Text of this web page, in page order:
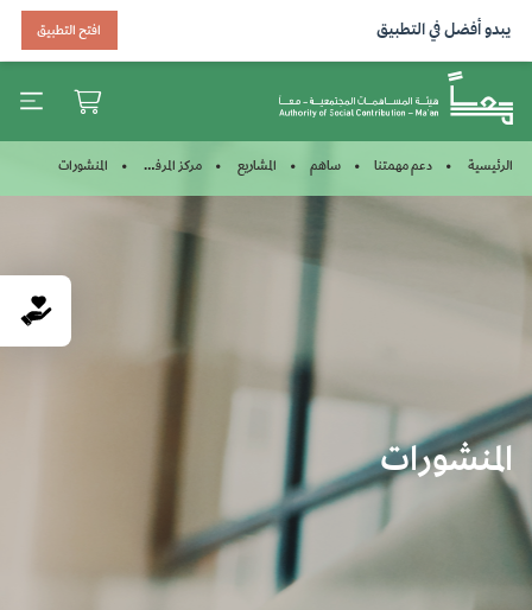
يبدو أفضل في التطبيق افتح التطبيق
الرئيسية دعم مهمتنا ساهم المشاريع مركز المرفأ المجتمعي المنشورات
المنشورات